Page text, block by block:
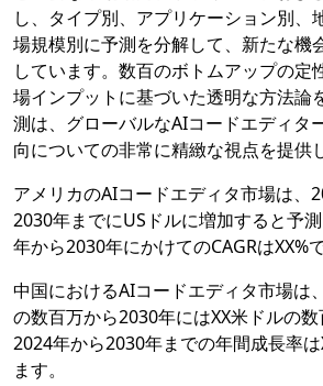
し、タイプ別、アプリケーション別、
場規模別に予測を分解して、新たな機
しています。数百のボトムアップの定
場インプットに基づいた透明な方法論
測は、グローバルなAIコードエディタ
向についての非常に精緻な視点を提供
アメリカのAIコードエディタ市場は、
2030年までにUSドルに増加すると予
年から2030年にかけてのCAGRはXX%で
中国におけるAIコードエディタ市場は
の数百万から2030年にはXX米ドルの数
2024年から2030年までの年間成長率
ます。